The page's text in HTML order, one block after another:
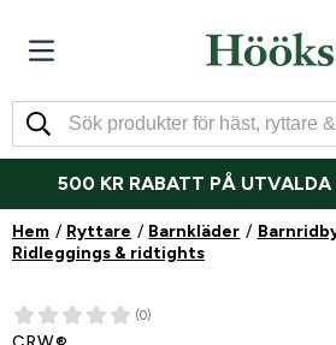
500 KR RABATT PÅ UTVALDA
Hem Ryttare Barnkläder
Ridleggings & ridtights
(0)